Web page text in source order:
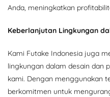
Anda, meningkatkan
Keberlanjutan Lingkungan
Kami Futake Indonesia juga
lingkungan dalam desain dan
kami. Dengan menggunakan
berkomitmen untuk